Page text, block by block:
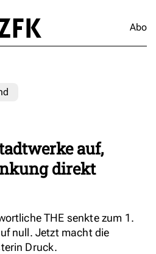
Abo
auf,
direkt
THE senkte zum 1.
null. Jetzt macht die
Druck.